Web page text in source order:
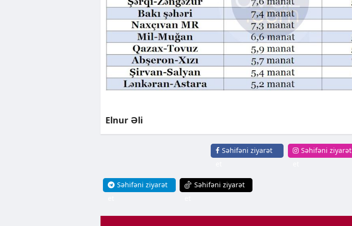
Elnur Əli
Səhifəni ziyarət
Səhifəni ziyarət
Səhifəni ziyarət
Səhifəni ziyarət